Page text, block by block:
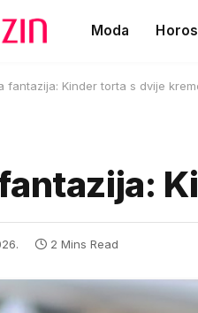
Moda
fantazija: Kinder torta s dvije
2 Mins Read